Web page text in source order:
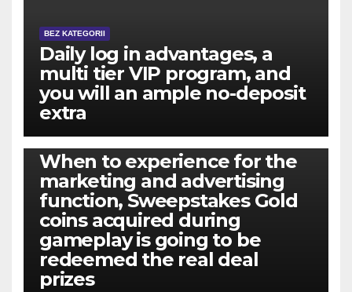
BEZ KATEGORII
Daily log in advantages, a
multi tier VIP program, and
you will an ample no-deposit
extra
When to experience for the
marketing and advertising
function, Sweepstakes Gold
coins acquired during
gameplay is going to be
redeemed the real deal
prizes